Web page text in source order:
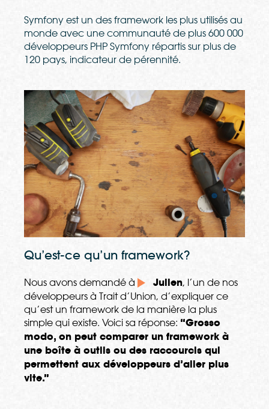
Symfony est un des framework les plus utilisés au
monde avec une communauté de plus 600 000
développeurs PHP Symfony répartis sur plus de
120 pays, indicateur de pérennité.
Qu’est-ce qu’un framework?
Nous avons demandé à Julien, l’un de nos
développeurs à Trait d’Union, d’expliquer ce
qu’est un framework de la manière la plus
simple qui existe. Voici sa réponse: “Grosso
modo, on peut comparer un framework à
une boîte à outils ou des raccourcis qui
permettent aux développeurs d’aller plus
vite.”